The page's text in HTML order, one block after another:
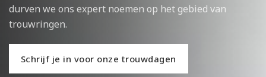
durven we ons expert noemen op het gebied van
trouwringen.
Schrijf je in voor onze trouwdagen